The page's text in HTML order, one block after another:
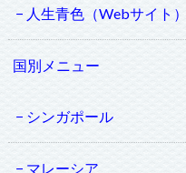
人生青色（Webサイト）
国別メニュー
シンガポール
マレーシア